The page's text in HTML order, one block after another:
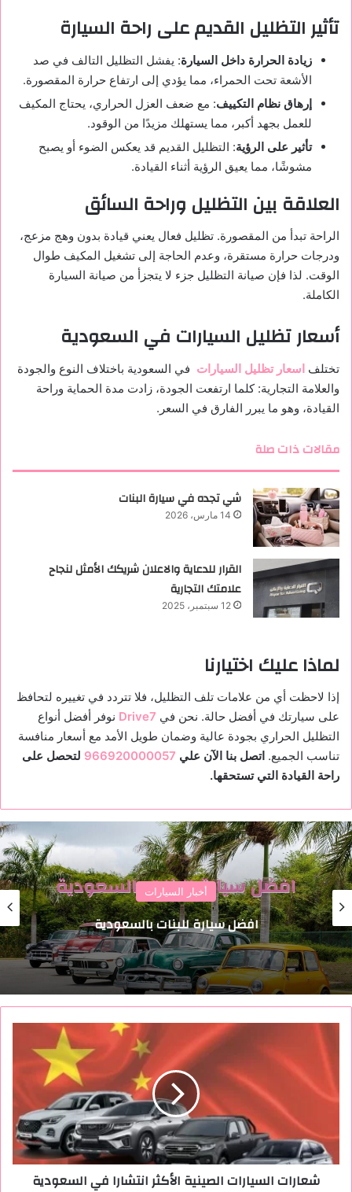
تأثير التظليل القديم على راحة السيارة
زيادة الحرارة داخل السيارة: يفشل التظليل التالف في صد
الأشعة تحت الحمراء، مما يؤدي إلى ارتفاع حرارة المقصورة.
إرهاق نظام التكييف: مع ضعف العزل الحراري، يحتاج المكيف
للعمل بجهد أكبر، مما يستهلك مزيدًا من الوقود.
تأثير على الرؤية: التظليل القديم قد يعكس الضوء أو يصبح
مشوشًا، مما يعيق الرؤية أثناء القيادة.
العلاقة بين التظليل وراحة السائق
الراحة تبدأ من المقصورة. تظليل فعال يعني قيادة بدون وهج مزعج،
ودرجات حرارة مستقرة، وعدم الحاجة إلى تشغيل المكيف طوال
الوقت. لذا فإن صيانة التظليل جزء لا يتجزأ من صيانة السيارة
الكاملة.
أسعار تظليل السيارات في السعودية
تختلف اسعار تظليل السيارات في السعودية باختلاف النوع والجودة
والعلامة التجارية: كلما ارتفعت الجودة، زادت مدة الحماية وراحة
القيادة، وهو ما يبرر الفارق في السعر.
مقالات ذات صلة
شي تجده في سيارة البنات
14 مارس، 2026
القرار للدعاية والاعلان شريكك الأمثل لنجاح
علامتك التجارية
12 سبتمبر، 2025
لماذا عليك اختيارنا
إذا لاحظت أي من علامات تلف التظليل، فلا تتردد في تغييره لتحافظ
على سيارتك في أفضل حالة. نحن في Drive7 نوفر أفضل أنواع
التظليل الحراري بجودة عالية وضمان طويل الأمد مع أسعار منافسة
تناسب الجميع. اتصل بنا الآن علي 966920000057 لتحصل على
راحة القيادة التي تستحقها.
أخبار السيارات
افضل سيارة للبنات بالسعودية
ا
س
شعارات السيارات الصينية الأكثر انتشارا في السعودية